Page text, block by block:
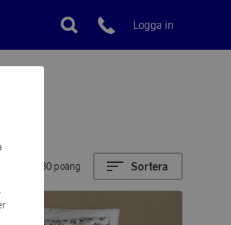
Kundservice
Logga in
- 293680 poäng Sortera